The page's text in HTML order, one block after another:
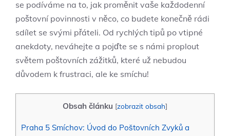
se podíváme na to, jak proměnit vaše každodenní
poštovní povinnosti v něco, co budete konečně rádi
sdílet se svými přáteli. Od rychlých tipů po vtipné
anekdoty, neváhejte a pojďte se s námi proplout
světem poštovních zážitků, které už nebudou
důvodem k frustraci, ale ke smíchu!
Obsah článku [zobrazit obsah]
Praha 5 Smíchov: Úvod do Poštovních Zvyků a